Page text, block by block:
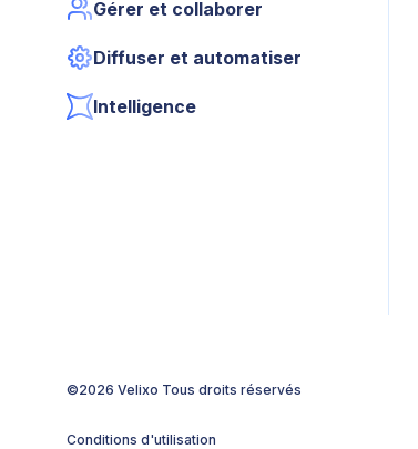
Gérer et collaborer
Diffuser et automatiser
Intelligence
©2026 Velixo Tous droits réservés
Conditions d'utilisation